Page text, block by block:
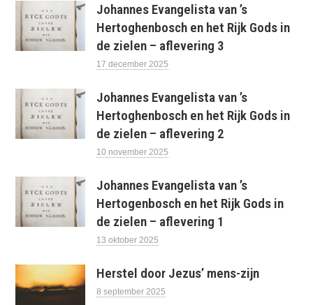
Johannes Evangelista van ’s
Hertoghenbosch en het Rijk Gods in
de zielen – aflevering 3
17 december 2025
Johannes Evangelista van ’s
Hertoghenbosch en het Rijk Gods in
de zielen – aflevering 2
10 november 2025
Johannes Evangelista van ’s
Hertogenbosch en het Rijk Gods in
de zielen – aflevering 1
13 oktober 2025
Herstel door Jezus’ mens-zijn
8 september 2025